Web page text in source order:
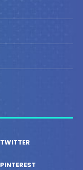
TWITTER
PINTEREST